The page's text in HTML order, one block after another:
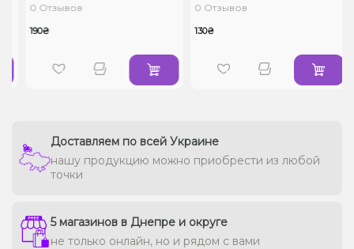
0 Отзывов
190₴
0 Отзывов
130₴
Доставляем по всей Украине
нашу продукцию можно приобрести из любой
точки
5 магазинов в Днепре и округе
не только онлайн, но и рядом с вами